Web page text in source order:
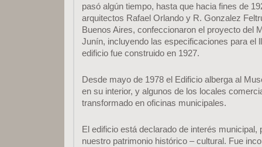
pasó algún tiempo, hasta que hacia fines de
arquitectos Rafael Orlando y R. Gonzalez
Buenos Aires, confeccionaron el proyecto del
Junín, incluyendo las especificaciones para el
edificio fue construido en 1927.
Desde mayo de 1978 el Edificio alberga al
en su interior, y algunos de los locales
transformado en oficinas municipales.
El edificio está declarado de interés municipal,
nuestro patrimonio histórico – cultural. Fue